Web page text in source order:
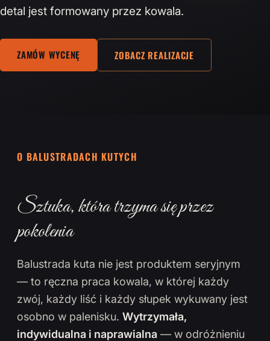
detal jest formowany przez kowala.
ZAMÓW WYCENĘ ZOBACZ REALIZACJE
O BALUSTRADACH KUTYCH
Sztuka, która trzyma się przez
pokolenia
Balustrada kuta nie jest produktem seryjnym
— to ręczna praca kowala, w której każdy
zwój, każdy liść i każdy słupek wykuwany jest
osobno w palenisku. Wytrzymała,
indywidualna i naprawialna — w odróżnieniu